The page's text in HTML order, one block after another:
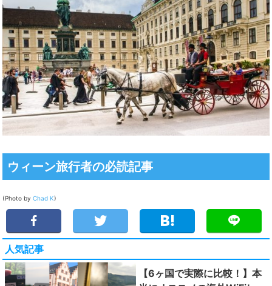
ウィーン旅行者の必読記事
(Photo by Chad K)
人気記事
【6ヶ国で実際に比較！】本